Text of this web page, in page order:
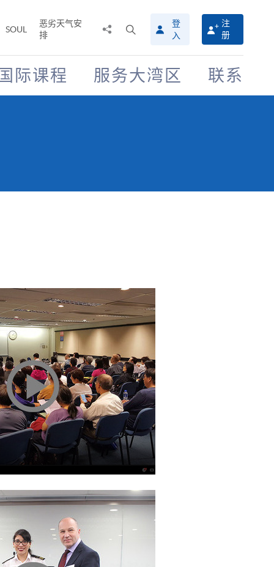
SOUL
恶劣天气安
排
搜
寻
介
面
登
入
注
册
际课程 服务大湾区 联系